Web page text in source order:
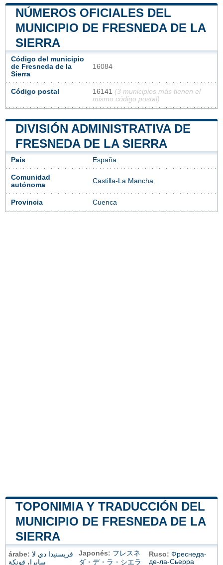
NÚMEROS OFICIALES DEL
MUNICIPIO DE FRESNEDA DE LA
SIERRA
Código del municipio
de Fresneda de la
Sierra
16084
Código postal 16141 (3 municipios más tienen el
mismo código postal)
DIVISIÓN ADMINISTRATIVA DE
FRESNEDA DE LA SIERRA
País España
Comunidad
autónoma
Castilla-La Mancha
Provincia Cuenca
TOPONIMIA Y TRADUCCIÓN DEL
MUNICIPIO DE FRESNEDA DE LA
SIERRA
árabe: فريسنيدا دي لا
سايرا، قونكة
Japonés: フレスネ
ダ・デ・ラ・シエラ
Ruso: Фреснеда-
де-ла-Сьерра